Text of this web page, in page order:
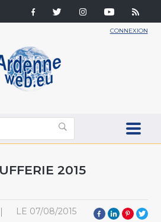
CONNEXION
2015
LE 07/08/2015